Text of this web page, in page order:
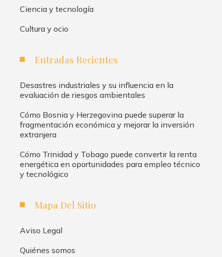
Ciencia y tecnología
Cultura y ocio
Entradas Recientes
Desastres industriales y su influencia en la
evaluación de riesgos ambientales
Cómo Bosnia y Herzegovina puede superar la
fragmentación económica y mejorar la inversión
extranjera
Cómo Trinidad y Tobago puede convertir la renta
energética en oportunidades para empleo técnico
y tecnológico
Mapa Del Sitio
Aviso Legal
Quiénes somos